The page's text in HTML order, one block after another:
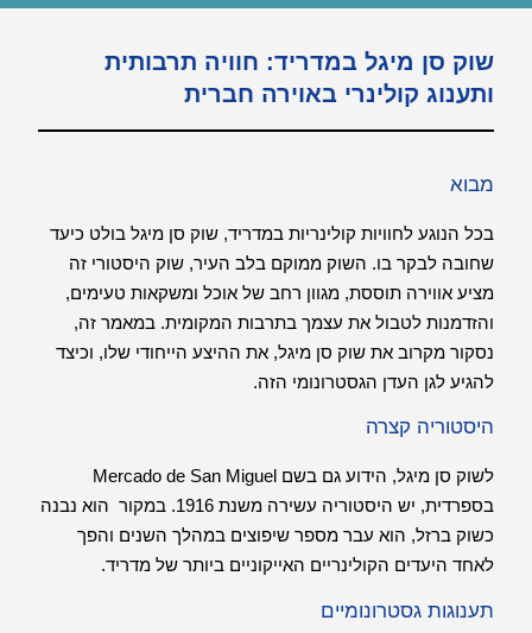
שוק סן מיגל במדריד: חוויה תרבותית
ותענוג קולינרי באוירה חברית
מבוא
בכל הנוגע לחוויות קולינריות במדריד, שוק סן מיגל בולט כיעד
שחובה לבקר בו. השוק ממוקם בלב העיר, שוק היסטורי זה
מציע אווירה תוססת, מגוון רחב של אוכל ומשקאות טעימים,
והזדמנות לטבול את עצמך בתרבות המקומית. במאמר זה,
נסקור מקרוב את שוק סן מיגל, את ההיצע הייחודי שלו, וכיצד
להגיע לגן העדן הגסטרונומי הזה.
היסטוריה קצרה
לשוק סן מיגל, הידוע גם בשם Mercado de San Miguel
בספרדית, יש היסטוריה עשירה משנת 1916. במקור הוא נבנה
כשוק ברזל, הוא עבר מספר שיפוצים במהלך השנים והפך
לאחד היעדים הקולינריים האייקוניים ביותר של מדריד.
תענוגות גסטרונומיים